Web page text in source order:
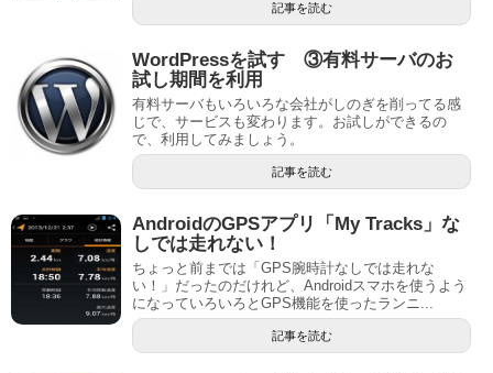
記事を読む
WordPressを試す ③有料サーバのお
試し期間を利用
有料サーバもいろいろな会社がしのぎを削ってる感
じで、サービスも変わります。お試しができるの
で、利用してみましょう。
記事を読む
AndroidのGPSアプリ「My Tracks」な
しでは走れない！
ちょっと前までは「GPS腕時計なしでは走れな
い！」だったのだけれど、Androidスマホを使うよう
になっていろいろとGPS機能を使ったランニ...
記事を読む